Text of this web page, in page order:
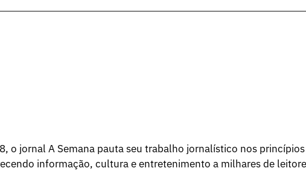
o jornal A Semana pauta seu trabalho jornalístico nos princípios
informação, cultura e entretenimento a milhares de